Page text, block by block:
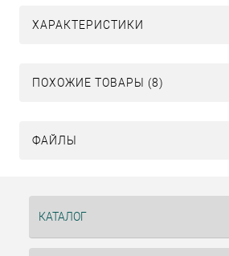
ХАРАКТЕРИСТИКИ
ПОХОЖИЕ ТОВАРЫ (8)
ФАЙЛЫ
КАТАЛОГ